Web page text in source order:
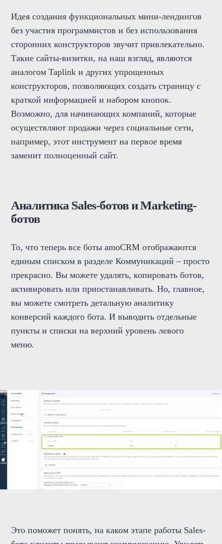
Идея создания функциональных мини-лендингов
без участия программистов и без использования
сторонних конструкторов звучит привлекательно.
Такие сайты-визитки, на наш взгляд, являются
аналогом Taplink и других упрощенных
конструкторов, позволяющих создать страницу с
краткой информацией и набором кнопок.
Возможно, для начинающих компаний, которые
осуществляют продажи через социальные сети,
например, этот инструмент на первое время
заменит полноценный сайт.
Аналитика Sales-ботов и Marketing-
ботов
То, что теперь все боты amoCRM отображаются
единым списком в разделе Коммуникаций – просто
прекрасно. Вы можете удалять, копировать ботов,
активировать или приостанавливать. Но, главное,
вы можете смотреть детальную аналитику
конверсий каждого бота. И выводить отдельные
пункты и списки на верхний уровень левого
меню.
Это поможет понять, на каком этапе работы Sales-